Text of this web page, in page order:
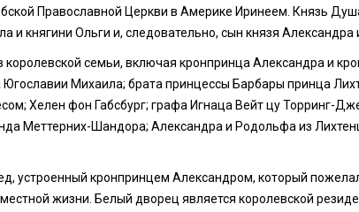
Православной Церкви в Америке Иринеем. Князь
и княгини Ольги и, следовательно, сын князя Александра
королевской семьи, включая кронпринца Александра и
Михаила; брата принцессы Барбары принца
Хелен фон Габсбург; графа Игнаца Вейт цу Торринг-
Меттерних-Шандора; Александра и Родольфа из
устроенный кронпринцем Александром, который
жизни. Белый дворец является королевской